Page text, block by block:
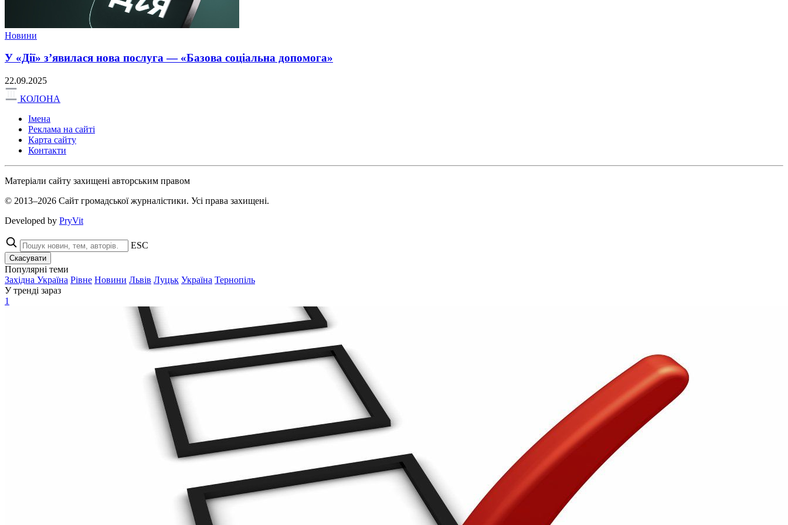
Новини
У «Дії» з’явилася нова послуга — «Базова соціальна допомога»
22.09.2025
КОЛОНА
Імена
Реклама на сайті
Карта сайту
Контакти
Матеріали сайту захищені авторським правом
© 2013–2026 Сайт громадської журналістики. Усі права захищені.
Developed by PryVit
ESC
Скасувати
Популярні теми
Західна Україна Рівне Новини Львів Луцьк Україна Тернопіль
У тренді зараз
1